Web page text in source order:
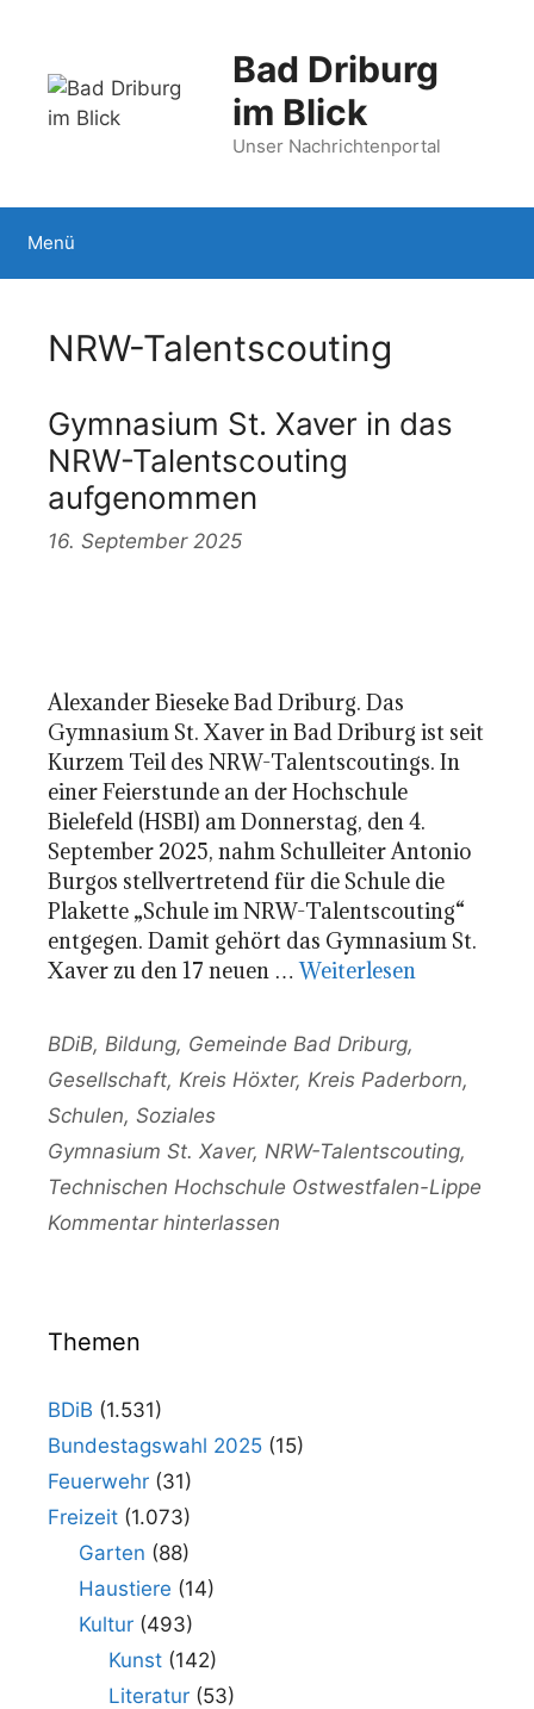
springen
Bad Driburg
im Blick
Unser Nachrichtenportal
Menü
NRW-Talentscouting
Gymnasium St. Xaver in das
NRW-Talentscouting
aufgenommen
16. September 2025
Alexander Bieseke Bad Driburg. Das
Gymnasium St. Xaver in Bad Driburg ist seit
Kurzem Teil des NRW-Talentscoutings. In
einer Feierstunde an der Hochschule
Bielefeld (HSBI) am Donnerstag, den 4.
September 2025, nahm Schulleiter Antonio
Burgos stellvertretend für die Schule die
Plakette „Schule im NRW-Talentscouting“
entgegen. Damit gehört das Gymnasium St.
Xaver zu den 17 neuen …Weiterlesen
Kategorien
BDiB, Bildung, Gemeinde Bad Driburg,
Gesellschaft, Kreis Höxter, Kreis Paderborn,
Schulen, Soziales
Schlagwörter
Gymnasium St. Xaver, NRW-Talentscouting,
Technischen Hochschule Ostwestfalen-Lippe
Kommentar hinterlassen
Themen
BDiB (1.531)
Bundestagswahl 2025 (15)
Feuerwehr (31)
Freizeit (1.073)
Garten (88)
Haustiere (14)
Kultur(493)
Kunst (142)
Literatur (53)